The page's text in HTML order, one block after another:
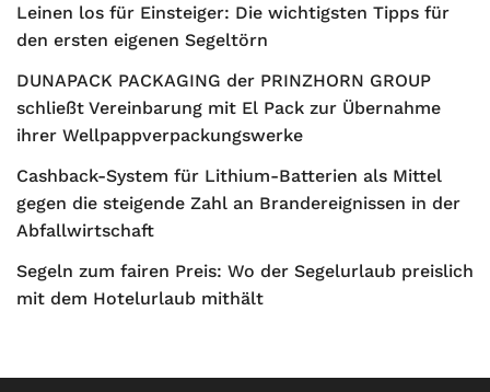
Leinen los für Einsteiger: Die wichtigsten Tipps für
den ersten eigenen Segeltörn
DUNAPACK PACKAGING der PRINZHORN GROUP
schließt Vereinbarung mit El Pack zur Übernahme
ihrer Wellpappverpackungswerke
Cashback-System für Lithium-Batterien als Mittel
gegen die steigende Zahl an Brandereignissen in der
Abfallwirtschaft
Segeln zum fairen Preis: Wo der Segelurlaub preislich
mit dem Hotelurlaub mithält